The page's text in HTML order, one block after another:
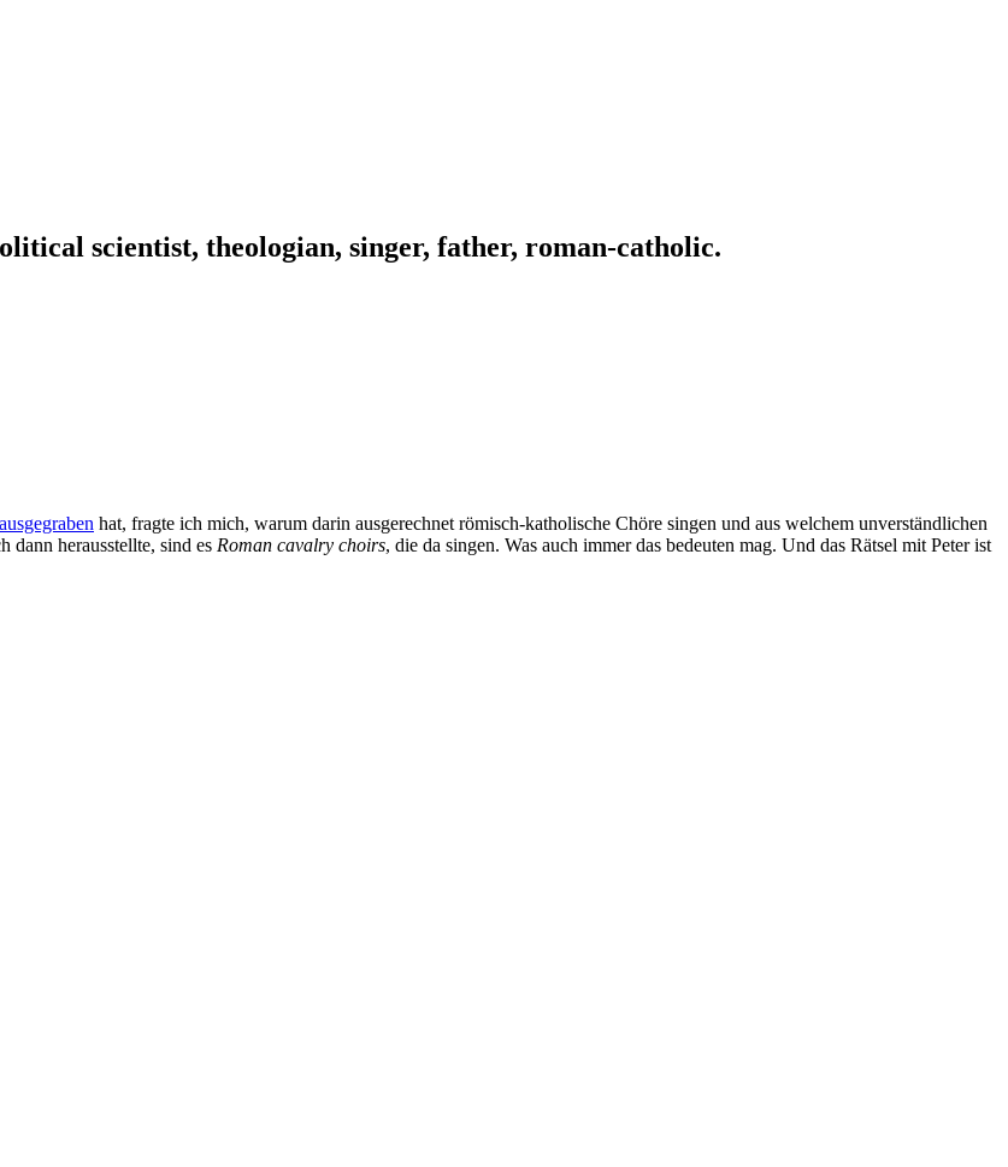
scientist, theologian, singer, father, roman-catholic.
hat, fragte ich mich, warum darin ausgerechnet römisch-katholische Chöre singen und aus welchem unverständlichen
dann herausstellte, sind es Roman cavalry choirs, die da singen. Was auch immer das bedeuten mag. Und das Rätsel mit Peter ist